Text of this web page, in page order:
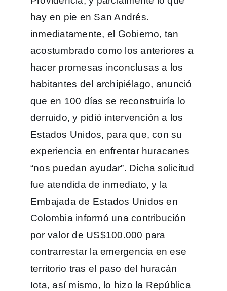
hay en pie en San Andrés.
inmediatamente, el Gobierno, tan
acostumbrado como los anteriores a
hacer promesas inconclusas a los
habitantes del archipiélago, anunció
que en 100 días se reconstruiría lo
derruido, y pidió intervención a los
Estados Unidos, para que, con su
experiencia en enfrentar huracanes
“nos puedan ayudar”. Dicha solicitud
fue atendida de inmediato, y la
Embajada de Estados Unidos en
Colombia informó una contribución
por valor de US$100.000 para
contrarrestar la emergencia en ese
territorio tras el paso del huracán
Iota, así mismo, lo hizo la República